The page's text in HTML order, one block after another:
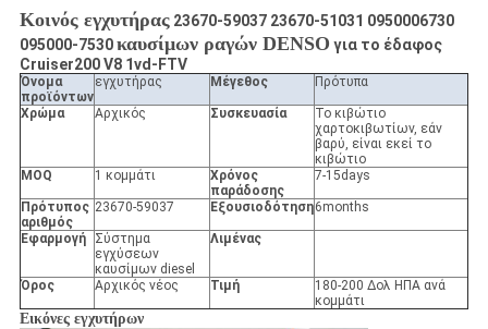
Κοινός εγχυτήρας23670-59037 23670-51031 0950006730
095000-7530καυσίμων ραγών DENSO για το έδαφος
Cruiser200 V8 1vd-FTV
Όνομα
προϊόντων
εγχυτήρας Μέγεθος Πρότυπα
Χρώμα Αρχικός Συσκευασία
Το κιβώτιο
χαρτοκιβωτίων, εάν
βαρύ, είναι εκεί το
κιβώτιο
MOQ
1 κομμάτι
Χρόνος
παράδοσης
7-15days
Πρότυπος
αριθμός
23670-59037 Εξουσιοδότηση6months
Εφαρμογή
Σύστημα
εγχύσεων
καυσίμων diesel
Λιμένας
Όρος Αρχικός νέος Τιμή
180-200 Δολ ΗΠΑ ανά
κομμάτι
Εικόνες εγχυτήρων